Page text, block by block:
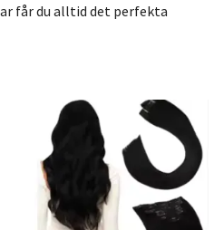
får du alltid det perfekta